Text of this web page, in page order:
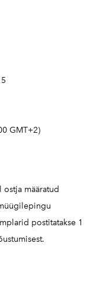
GMT+2)
määratud
postitatakse 1